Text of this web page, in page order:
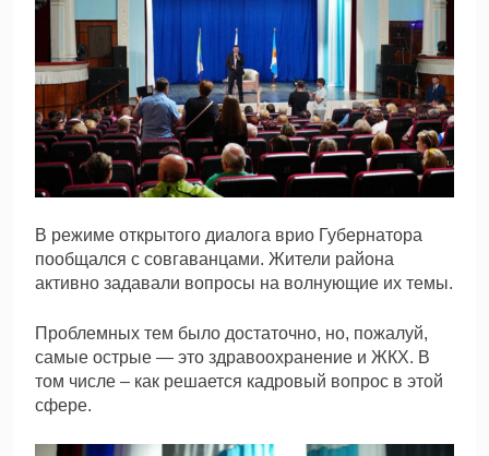
В режиме открытого диалога врио Губернатора
пообщался с совгаванцами. Жители района
активно задавали вопросы на волнующие их темы.
Проблемных тем было достаточно, но, пожалуй,
самые острые — это здравоохранение и ЖКХ. В
том числе – как решается кадровый вопрос в этой
сфере.